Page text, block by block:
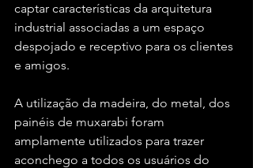
captar características da arquitetura
industrial associadas a um espaço
despojado e receptivo para os clientes
e amigos.
A utilização da madeira, do metal, dos
painéis de muxarabi foram
amplamente utilizados para trazer
aconchego a todos os usuários do